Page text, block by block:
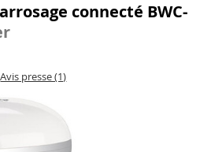
connecté BWC-
Avis presse (1)